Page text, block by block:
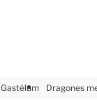
Gastélum Dragones